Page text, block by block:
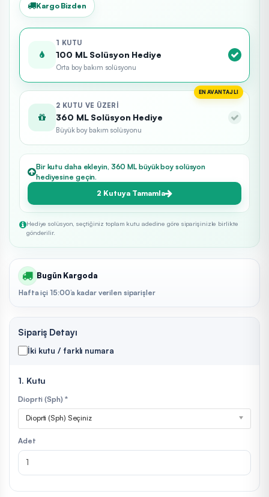
Kargo Bizden
1 KUTU
100 ML Solüsyon Hediye
Orta boy bakım solüsyonu
EN AVANTAJLI
2 KUTU VE ÜZERI
360 ML Solüsyon Hediye
Büyük boy bakım solüsyonu
Bir kutu daha ekleyin, 360 ML büyük boy solüsyon
hediyesine geçin.
2 Kutuya Tamamla
Hediye solüsyon, seçtiğiniz toplam kutu adedine göre siparişinizle birlikte
gönderilir.
Bugün Kargoda
Hafta içi 15:00’a kadar verilen siparişler
Sipariş Detayı
İki kutu / farklı numara
1. Kutu
Dioprti (Sph) *
Dioprti (Sph) Seçiniz
Adet